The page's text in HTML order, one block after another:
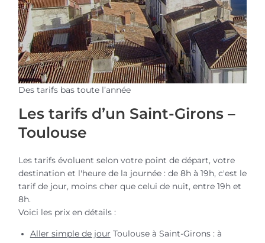
Des tarifs bas toute l’année
Les tarifs d’un Saint-Girons –
Toulouse
Les tarifs évoluent selon votre point de départ, votre
destination et l'heure de la journée : de 8h à 19h, c'est le
tarif de jour, moins cher que celui de nuit, entre 19h et
8h.
Voici les prix en détails :
Aller simple de jour Toulouse à Saint-Girons : à